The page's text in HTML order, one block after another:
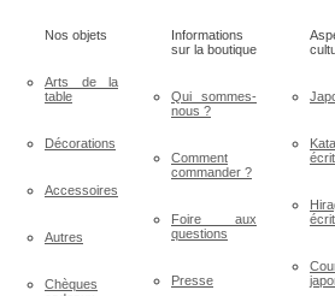
Uchiwa éventail japonais filigrané (fête de la lune)
Uchiwa éventail japonais filigrané (calebasse)
Nos objets
Arts de la
Informations
sur la boutique
Qui sommes-
nous ?
Comment
commander ?